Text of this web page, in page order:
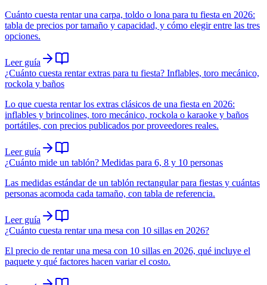
Cuánto cuesta rentar una carpa, toldo o lona para tu fiesta en 2026:
tabla de precios por tamaño y capacidad, y cómo elegir entre las tres
opciones.
Leer guía
¿Cuánto cuesta rentar extras para tu fiesta? Inflables, toro mecánico,
rockola y baños
Lo que cuesta rentar los extras clásicos de una fiesta en 2026:
inflables y brincolines, toro mecánico, rockola o karaoke y baños
portátiles, con precios publicados por proveedores reales.
Leer guía
¿Cuánto mide un tablón? Medidas para 6, 8 y 10 personas
Las medidas estándar de un tablón rectangular para fiestas y cuántas
personas acomoda cada tamaño, con tabla de referencia.
Leer guía
¿Cuánto cuesta rentar una mesa con 10 sillas en 2026?
El precio de rentar una mesa con 10 sillas en 2026, qué incluye el
paquete y qué factores hacen variar el costo.